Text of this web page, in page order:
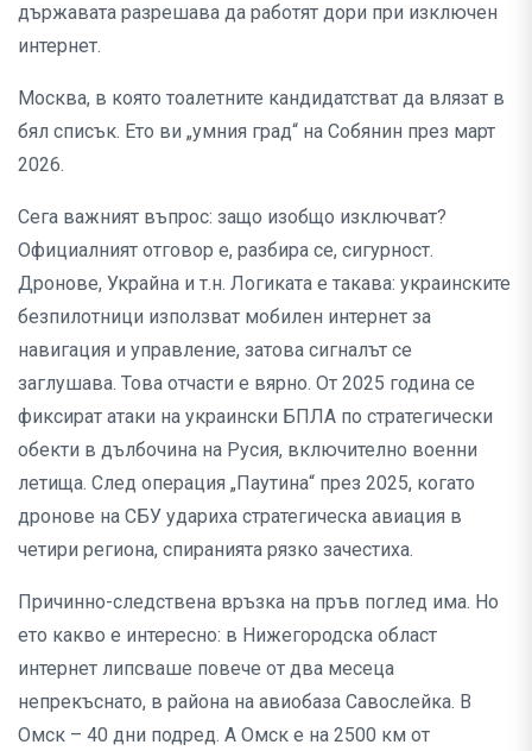
държавата разрешава да работят дори при изключен
интернет.
Москва, в която тоалетните кандидатстват да влязат в
бял списък. Ето ви „умния град“ на Собянин през март
2026.
Сега важният въпрос: защо изобщо изключват?
Официалният отговор е, разбира се, сигурност.
Дронове, Украйна и т.н. Логиката е такава: украинските
безпилотници използват мобилен интернет за
навигация и управление, затова сигналът се
заглушава. Това отчасти е вярно. От 2025 година се
фиксират атаки на украински БПЛА по стратегически
обекти в дълбочина на Русия, включително военни
летища. След операция „Паутина“ през 2025, когато
дронове на СБУ удариха стратегическа авиация в
четири региона, спиранията рязко зачестиха.
Причинно-следствена връзка на пръв поглед има. Но
ето какво е интересно: в Нижегородска област
интернет липсваше повече от два месеца
непрекъснато, в района на авиобаза Савослейка. В
Омск – 40 дни подред. А Омск е на 2500 км от